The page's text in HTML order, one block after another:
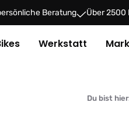
Beratung Über 2500
Werkstatt
Du bist